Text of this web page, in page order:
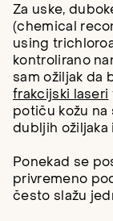
Za uske,
(chemical
using
kontrolirano
sam ožiljak da
frakcijski laseri
potiču kožu na
dubljih ožiljaka i
Ponekad se
privremeno
često slažu